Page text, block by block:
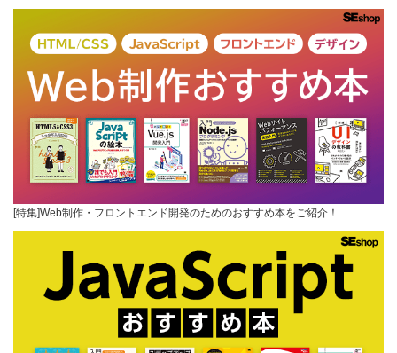
[特集]Web制作・フロントエンド開発のためのおすすめ本をご紹介！